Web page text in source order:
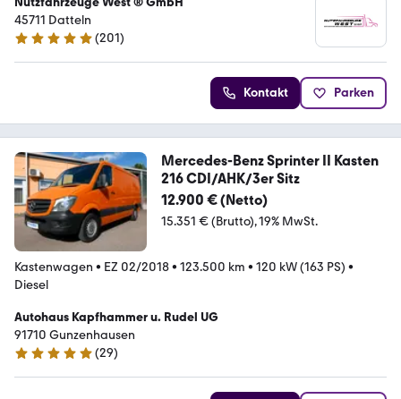
45711 Datteln
4.9 Sterne
(201)
Kontakt Parken
Mercedes-Benz Sprinter II Kasten
216 CDI/AHK/3er Sitz
12.900 € (Netto)
15.351 € (Brutto) 19% MwSt.
Kastenwagen • EZ 02/2018• 123.500 km • 120 kW (163 PS) •
Diesel
Autohaus Kapfhammer u. Rudel UG
91710 Gunzenhausen
5 Sterne
(29)